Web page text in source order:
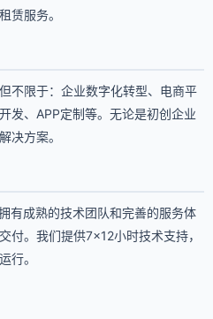
赁服务。
不限于：企业数字化转型、电商平
发、APP定制等。无论是初创企业
决方案。
有成熟的技术团队和完善的服务体
付。我们提供7×12小时技术支持，
行。